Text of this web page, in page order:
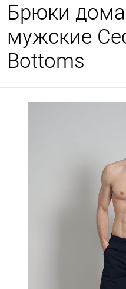
Брюки
мужские
Bottoms